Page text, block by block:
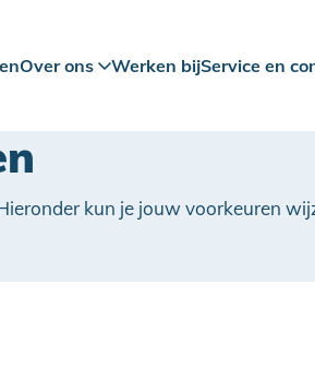
Over ons Werken bijService en
kun je jouw voorkeuren